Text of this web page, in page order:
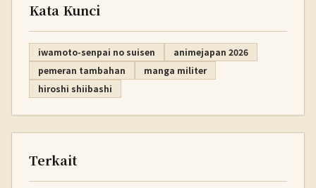
Kata Kunci
iwamoto-senpai no suisen
animejapan 2026
pemeran tambahan
manga militer
hiroshi shiibashi
Terkait